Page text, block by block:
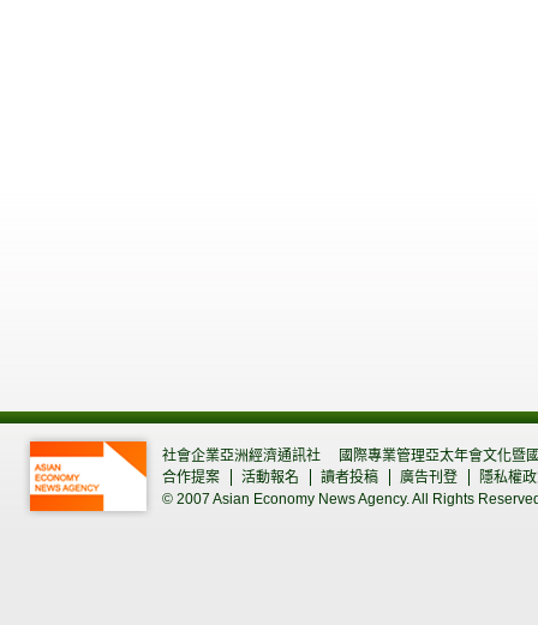
社會企業亞洲經濟通訊社
國際專業管理亞太年會文化暨
合作提案
活動報名 讀者投稿 廣告刊登
隱私權
© 2007 Asian Economy News Agency. All Rights